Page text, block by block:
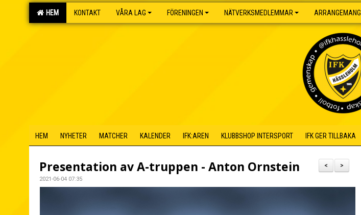
HEM KONTAKT VÅRA LAG FÖRENINGEN NÄTVERKSMEDLEMMAR ARRANGEMANG
HEM NYHETER MATCHER KALENDER IFK:AREN KLUBBSHOP INTERSPORT IFK GER TILLBAKA
>
<
Presentation av A-truppen - Anton Ornstein
2021-06-04 07:35